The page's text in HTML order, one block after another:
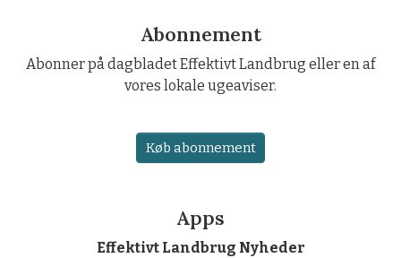
Abonnement
Abonner på dagbladet Effektivt Landbrug eller en af
vores lokale ugeaviser.
Køb abonnement
Apps
Effektivt Landbrug Nyheder